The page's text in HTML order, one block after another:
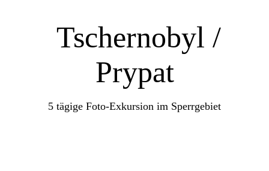
Tschernobyl /
Prypat
5 tägige Foto-Exkursion im Sperrgebiet